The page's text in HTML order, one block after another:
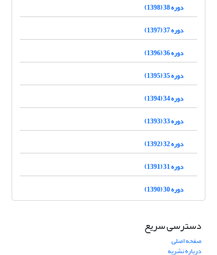
دوره 38 (1398)
دوره 37 (1397)
دوره 36 (1396)
دوره 35 (1395)
دوره 34 (1394)
دوره 33 (1393)
دوره 32 (1392)
دوره 31 (1391)
دوره 30 (1390)
دسترسی سریع
صفحه اصلی
درباره نشریه